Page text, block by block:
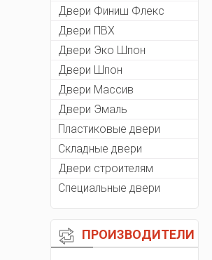
Двери Финиш Флекс
Двери ПВХ
Двери Эко Шпон
Двери Шпон
Двери Массив
Двери Эмаль
Пластиковые двери
Складные двери
Двери строителям
Специальные двери
ПРОИЗВОДИТЕЛИ